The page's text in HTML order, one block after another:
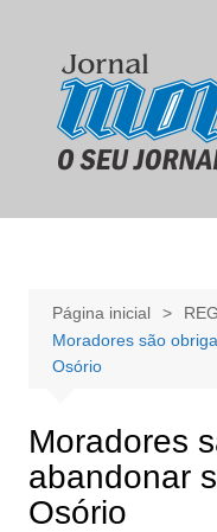
conteúdo
Página inicial
Moradores são
Osório
Moradores
abandonar
Osório